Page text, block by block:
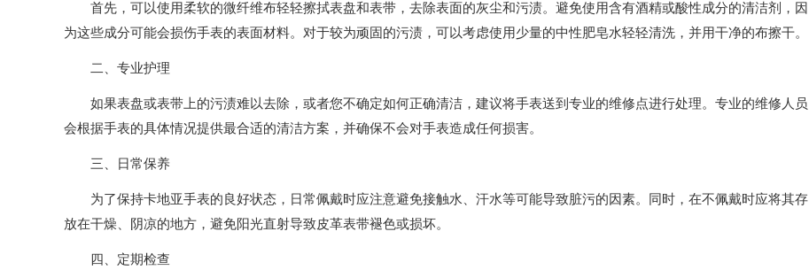
首先，可以使用柔软的微纤维布轻轻擦拭表盘和表带，去除表面的灰尘和污渍。避免使用含有酒精或酸性成分的清洁剂，因
为这些成分可能会损伤手表的表面材料。对于较为顽固的污渍，可以考虑使用少量的中性肥皂水轻轻清洗，并用干净的布擦干。
二、专业护理
如果表盘或表带上的污渍难以去除，或者您不确定如何正确清洁，建议将手表送到专业的维修点进行处理。专业的维修人员
会根据手表的具体情况提供最合适的清洁方案，并确保不会对手表造成任何损害。
三、日常保养
为了保持卡地亚手表的良好状态，日常佩戴时应注意避免接触水、汗水等可能导致脏污的因素。同时，在不佩戴时应将其存
放在干燥、阴凉的地方，避免阳光直射导致皮革表带褪色或损坏。
四、定期检查